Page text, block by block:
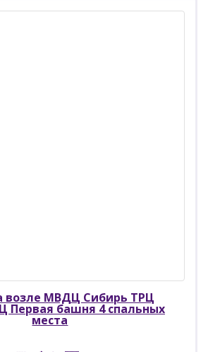
возле МВДЦ Сибирь ТРЦ
Первая башня 4 спальных
места